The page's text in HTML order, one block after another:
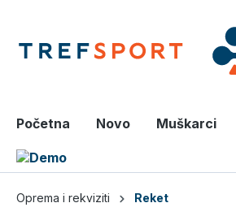
Početna Novo Muškarci
Oprema i rekviziti Reket